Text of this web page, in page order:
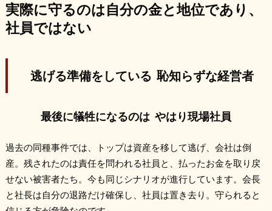
実際に守るのは自分の金と地位であり、
社員ではない
逃げる準備をしている 恥知らずな経営者
最後に犠牲になるのは やはり現場社員
過去の同種事件では、トップは資産を移して逃げ、会社は倒
産。残されたのは責任を問われる社員と、払ったお金を取り戻
せない被害者たち。今も同じシナリオが進行しています。会長
と社長は自分の退路だけ確保し、社員は置き去り。守られると